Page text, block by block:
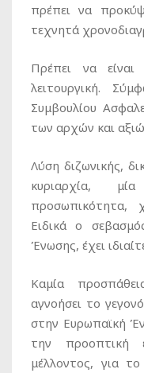
πρέπει να
τεχνητά
Πρέπει να
λειτουργική.
Συμβουλίου
των αρχών και
Λύση διζωνικής,
κυριαρχία,
προσωπικότητα,
Ειδικά ο
Ένωσης, έχει
Καμία
αγνοήσει το
στην Ευρωπαϊκή
την προοπτική
μέλλοντος, για